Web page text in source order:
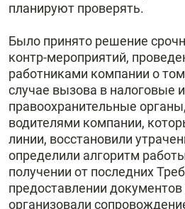
планируют проверять.
Было принято решение
контр-мероприятий,
работниками компании о
случае вызова в налоговые
правоохранительные
водителями компании,
линии, восстановили
определили алгоритм
получении от последних
предоставлении
организовали